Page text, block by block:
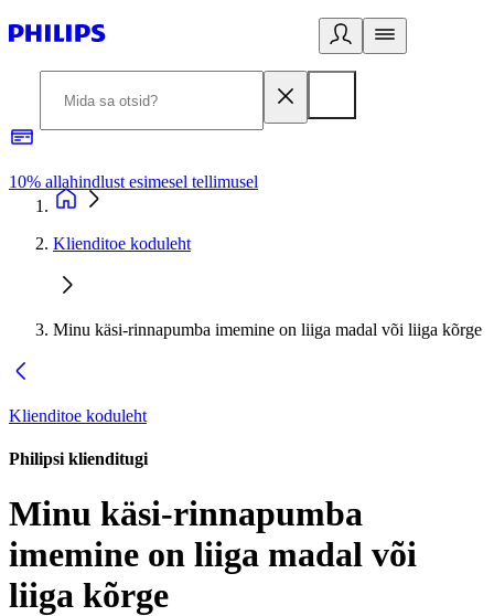
10% allahindlust esimesel tellimusel
Klienditoe koduleht
Minu käsi-rinnapumba imemine on liiga madal või liiga kõrge
Klienditoe koduleht
Philipsi klienditugi
Minu käsi-rinnapumba
imemine on liiga madal või
liiga kõrge